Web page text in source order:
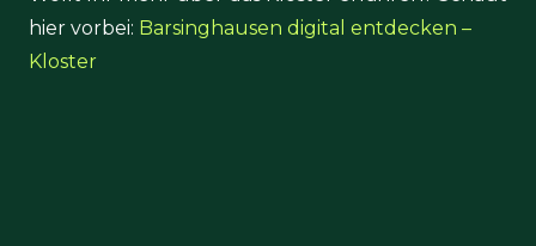
hier vorbei: Barsinghausen digital entdecken –
Kloster